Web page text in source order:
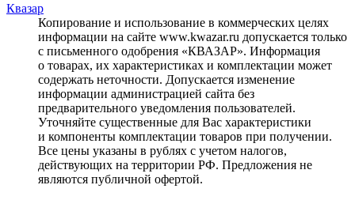
Квазар
Копирование и использование в коммерческих целях
информации на сайте www.kwazar.ru допускается только
с письменного одобрения «КВАЗАР». Информация
о товарах, их характеристиках и комплектации может
содержать неточности. Допускается изменение
информации администрацией сайта без
предварительного уведомления пользователей.
Уточняйте существенные для Вас характеристики
и компоненты комплектации товаров при получении.
Все цены указаны в рублях с учетом налогов,
действующих на территории РФ. Предложения не
являются публичной офертой.